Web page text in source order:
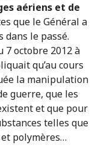
aériens et de
que le Général a
le passé.
7 octobre 2012 à
qu’au cours
la manipulation
guerre, que les
et que pour
telles que
polymères…